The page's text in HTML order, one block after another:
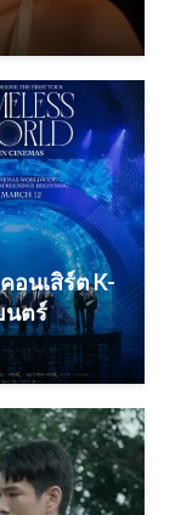
อนเสิร์ต K-
นตร์